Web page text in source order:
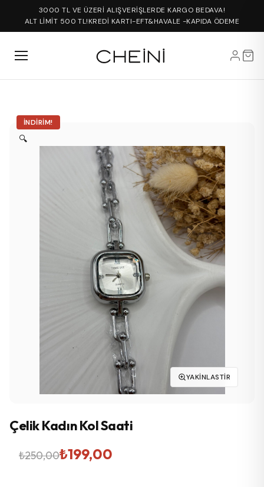
3000 TL VE ÜZERİ ALIŞVERİŞLERDE KARGO BEDAVA!
ALT LİMİT 500 TL!KREDİ KARTI-EFT&HAVALE -KAPIDA ÖDEME
İNDIRIM!
🔍
YAKINLASTIR
Çelik Kadın Kol Saati
₺250,00
Orijinal
₺199,00
Şu